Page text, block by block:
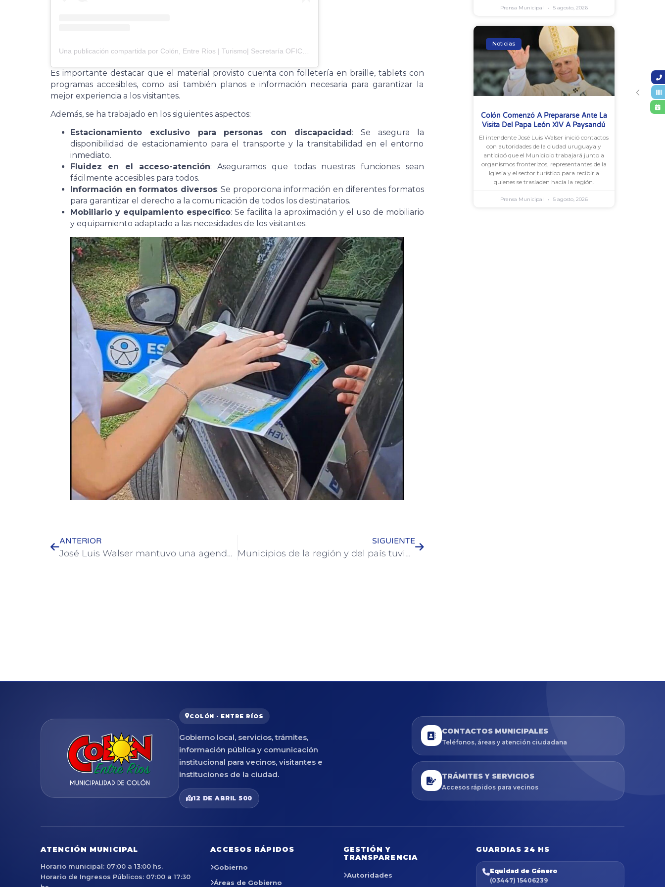
Es importante destacar que el material provisto cuenta con folletería en braille, tablets con
programas accesibles, como así también planos e información necesaria para garantizar la
mejor experiencia a los visitantes.
Además, se ha trabajado en los siguientes aspectos:
Estacionamiento exclusivo para personas con discapacidad : Se asegura la
disponibilidad de estacionamiento para el transporte y la transitabilidad en el entorno
inmediato.
Fluidez en el acceso-atención: Aseguramos que todas nuestras funciones sean
fácilmente accesibles para todos.
Información en formatos diversos: Se proporciona información en diferentes formatos
para garantizar el derecho a la comunicación de todos los destinatarios.
Mobiliario y equipamiento específico: Se facilita la aproximación y el uso de mobiliario
y equipamiento adaptado a las necesidades de los visitantes.
ANTERIOR
José Luis Walser mantuvo una agenda de trabajo con gestiones para la Ciudad en Paraná
SIGUIENTE
Municipios de la región y del país tuvieron presencia en la Fiesta Nacional de la Artesanía
Prensa Municipal 5 agosto, 2026
Noticias
Colón Comenzó A Prepararse Ante La
Visita Del Papa León XIV A Paysandú
El intendente José Luis Walser inició contactos
con autoridades de la ciudad uruguaya y
anticipó que el Municipio trabajará junto a
organismos fronterizos, representantes de la
Iglesia y el sector turístico para recibir a
quienes se trasladen hacia la región.
Prensa Municipal 5 agosto, 2026
COLÓN · ENTRE RÍOS
Gobierno local, servicios, trámites,
información pública y comunicación
institucional para vecinos, visitantes e
instituciones de la ciudad.
12 DE ABRIL 500
CONTACTOS MUNICIPALES
Teléfonos, áreas y atención ciudadana
TRÁMITES Y SERVICIOS
Accesos rápidos para vecinos
ATENCIÓN MUNICIPAL
Horario municipal: 07:00 a 13:00 hs.
Horario de Ingresos Públicos: 07:00 a 17:30
ACCESOS RÁPIDOS
Gobierno
Áreas de Gobierno
GESTIÓN Y
TRANSPARENCIA
Autoridades
GUARDIAS 24 HS
Equidad de Género
(03447) 15406239